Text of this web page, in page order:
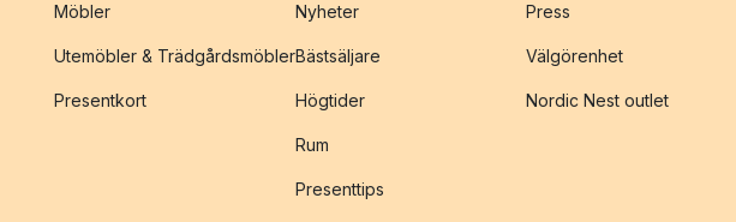
Möbler
Utemöbler & Trädgårdsmöbler
Presentkort
Nyheter
Bästsäljare
Högtider
Rum
Presenttips
Press
Välgörenhet
Nordic Nest outlet